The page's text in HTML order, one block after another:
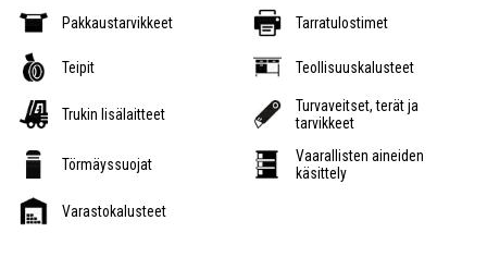
Pakkaustarvikkeet Tarratulostimet
Teipit Teollisuuskalusteet
Trukin lisälaitteet
Turvaveitset, terät ja
tarvikkeet
Törmäyssuojat
Vaarallisten aineiden
käsittely
Varastokalusteet